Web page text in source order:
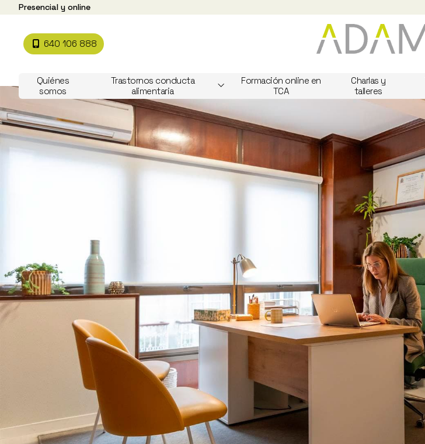
Presencial y online
640 106 888
Quiénes
somos
Trastornos conducta
alimentaria
Formación online en
TCA
Charlas y
talleres